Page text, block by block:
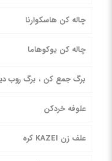
چاله کن هاسکوارنا
چاله کن یوکوهاما
برگ جمع کن ، برگ روب
علوفه خردکن
علف زن KAZEI کره